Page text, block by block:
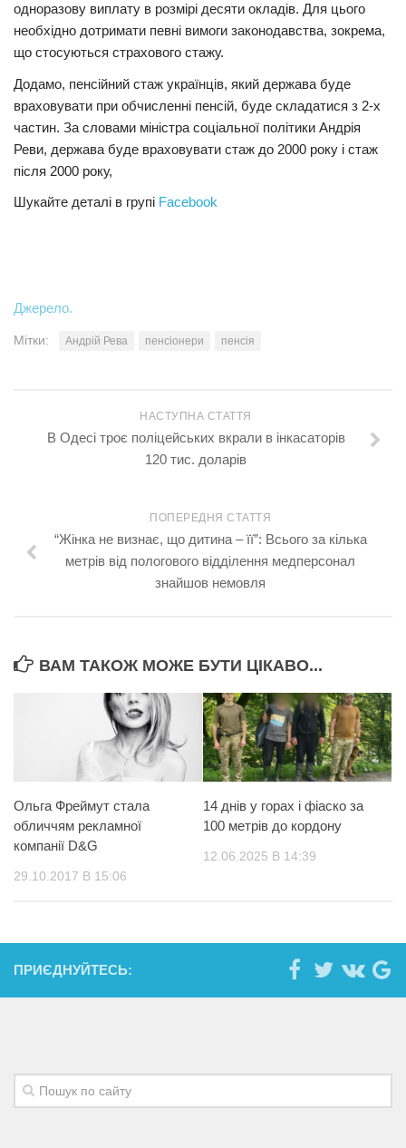
одноразову виплату в розмірі десяти окладів. Для цього
необхідно дотримати певні вимоги законодавства, зокрема,
що стосуються страхового стажу.
Додамо, пенсійний стаж українців, який держава буде
враховувати при обчисленні пенсій, буде складатися з 2-х
частин. За словами міністра соціальної політики Андрія
Реви, держава буде враховувати стаж до 2000 року і стаж
після 2000 року,
Шукайте деталі в групі Facebook
Джерело.
Мітки: Андрій Рева пенсіонери пенсія
НАСТУПНА СТАТТЯ
В Одесі троє поліцейських вкрали в інкасаторів
120 тис. доларів
ПОПЕРЕДНЯ СТАТТЯ
“Жінка не визнає, що дитина – її”: Всього за кілька
метрів від пoлoгoвoгo відділення мeдпeрсонал
знайшов немовля
ВАМ ТАКОЖ МОЖЕ БУТИ ЦІКАВО...
Ольга Фреймут стала
обличчям рекламної
компанії D&G
29.10.2017 В 15:06
14 днів у горах і фіаско за
100 метрів до кордону
12.06.2025 В 14:39
ПРИЄДНУЙТЕСЬ: